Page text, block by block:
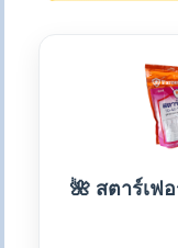
🌺 สตาร์เฟ